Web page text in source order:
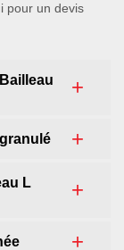
pour un devis
L